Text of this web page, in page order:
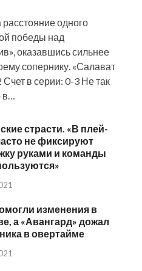
одного
победы над
оказавшись сильнее
сопернику. «Салават
в серии: 0-3 Не так
в…
страсти. «В плей-
не фиксируют
руками и команды
изменения в
а «Авангард» дожал
в овертайме